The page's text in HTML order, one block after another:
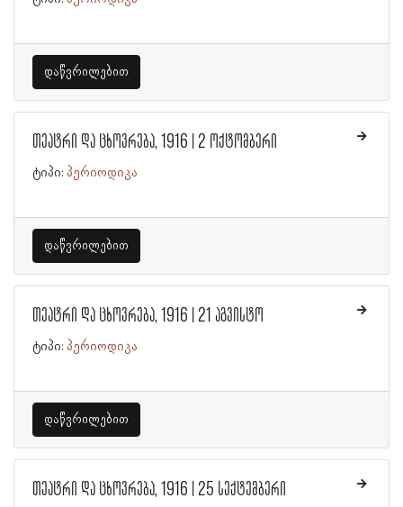
დაწვრილებით
თეატრი და ცხოვრება, 1916 | 2 ოქტომბერი
ტიპი: პერიოდიკა
დაწვრილებით
თეატრი და ცხოვრება, 1916 | 21 აგვისტო
ტიპი: პერიოდიკა
დაწვრილებით
თეატრი და ცხოვრება, 1916 | 25 სექტემბერი